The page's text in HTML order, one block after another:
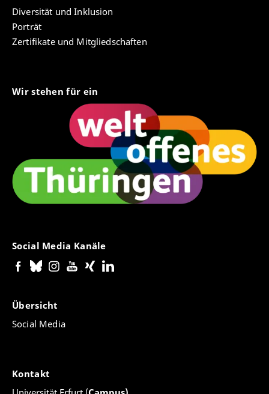
Diversität und Inklusion
Porträt
Zertifikate und Mitgliedschaften
Wir stehen für ein
Social Media Kanäle
Übersicht
Social Media
Kontakt